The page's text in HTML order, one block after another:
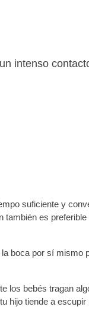
intenso
suficiente y
es
boca por sí
bebés tragan
tiende a